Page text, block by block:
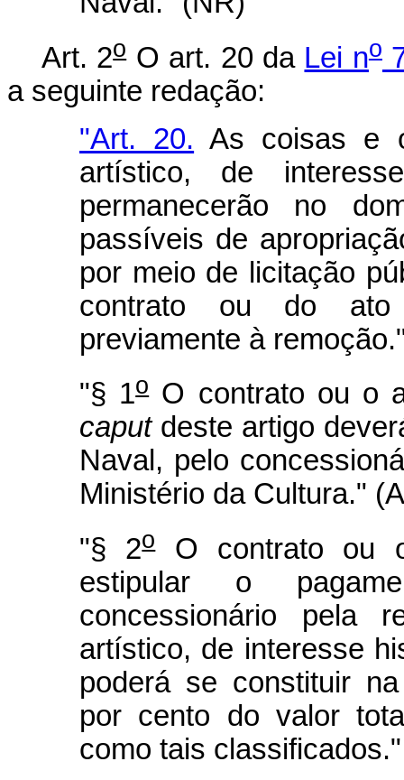
Art. 2oO art. 20 da Lei no
a seguinte redação:
"Art. 20. As coisas e
artístico, de
permanecerão no
passíveis de
por meio de licitação
contrato ou do ato
previamente à
"§ 1oO contrato ou o
caputdeste artigo
Naval, pelo
Ministério da Cultura."
"§ 2oO contrato ou
estipular o
concessionário pela
artístico, de interesse
poderá se constituir
por cento do valor
como tais